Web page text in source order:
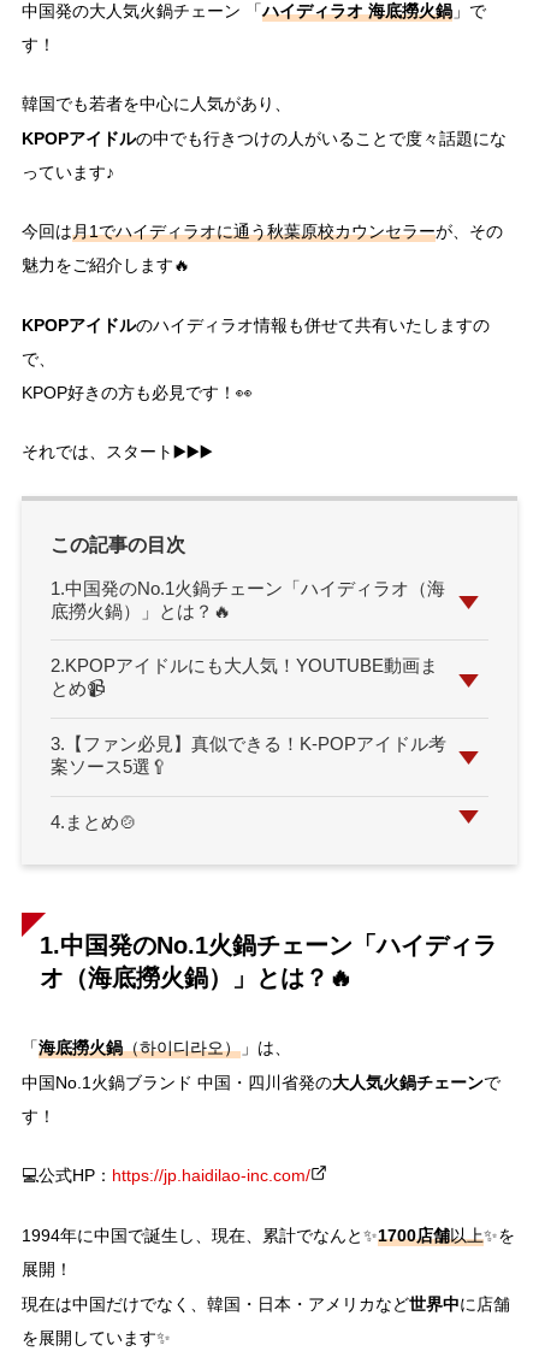
中国発の大人気火鍋チェーン 「ハイディラオ海底撈火鍋」で
す！
韓国でも若者を中心に人気があり、
KPOPアイドルの中でも行きつけの人がいることで度々話題にな
っています♪
今回は月1でハイディラオに通う秋葉原校カウンセラーが、その
魅力をご紹介します🔥
KPOPアイドルのハイディラオ情報も併せて共有いたしますの
で、
KPOP好きの方も必見です！👀
それでは、スタート▶️▶️▶️
この記事の目次
1.中国発のNo.1火鍋チェーン「ハイディラオ（海
底撈火鍋）」とは？🔥
2.KPOPアイドルにも大人気！YOUTUBE動画ま
とめ📹
3.【ファン必見】真似できる！K-POPアイドル考
案ソース5選🥄
4.まとめ🍲
1.中国発のNo.1火鍋チェーン「ハイディラ
オ（海底撈火鍋）」とは？🔥
「 海底撈火鍋（하이디라오）」は、
中国No.1火鍋ブランド 中国・四川省発の大人気火鍋チェーンで
す！
💻公式HP： https://jp.haidilao-inc.com/
1994年に中国で誕生し、現在、累計でなんと✨1700店舗以上✨を
展開！
現在は中国だけでなく、韓国・日本・アメリカなど世界中に店舗
を展開しています✨